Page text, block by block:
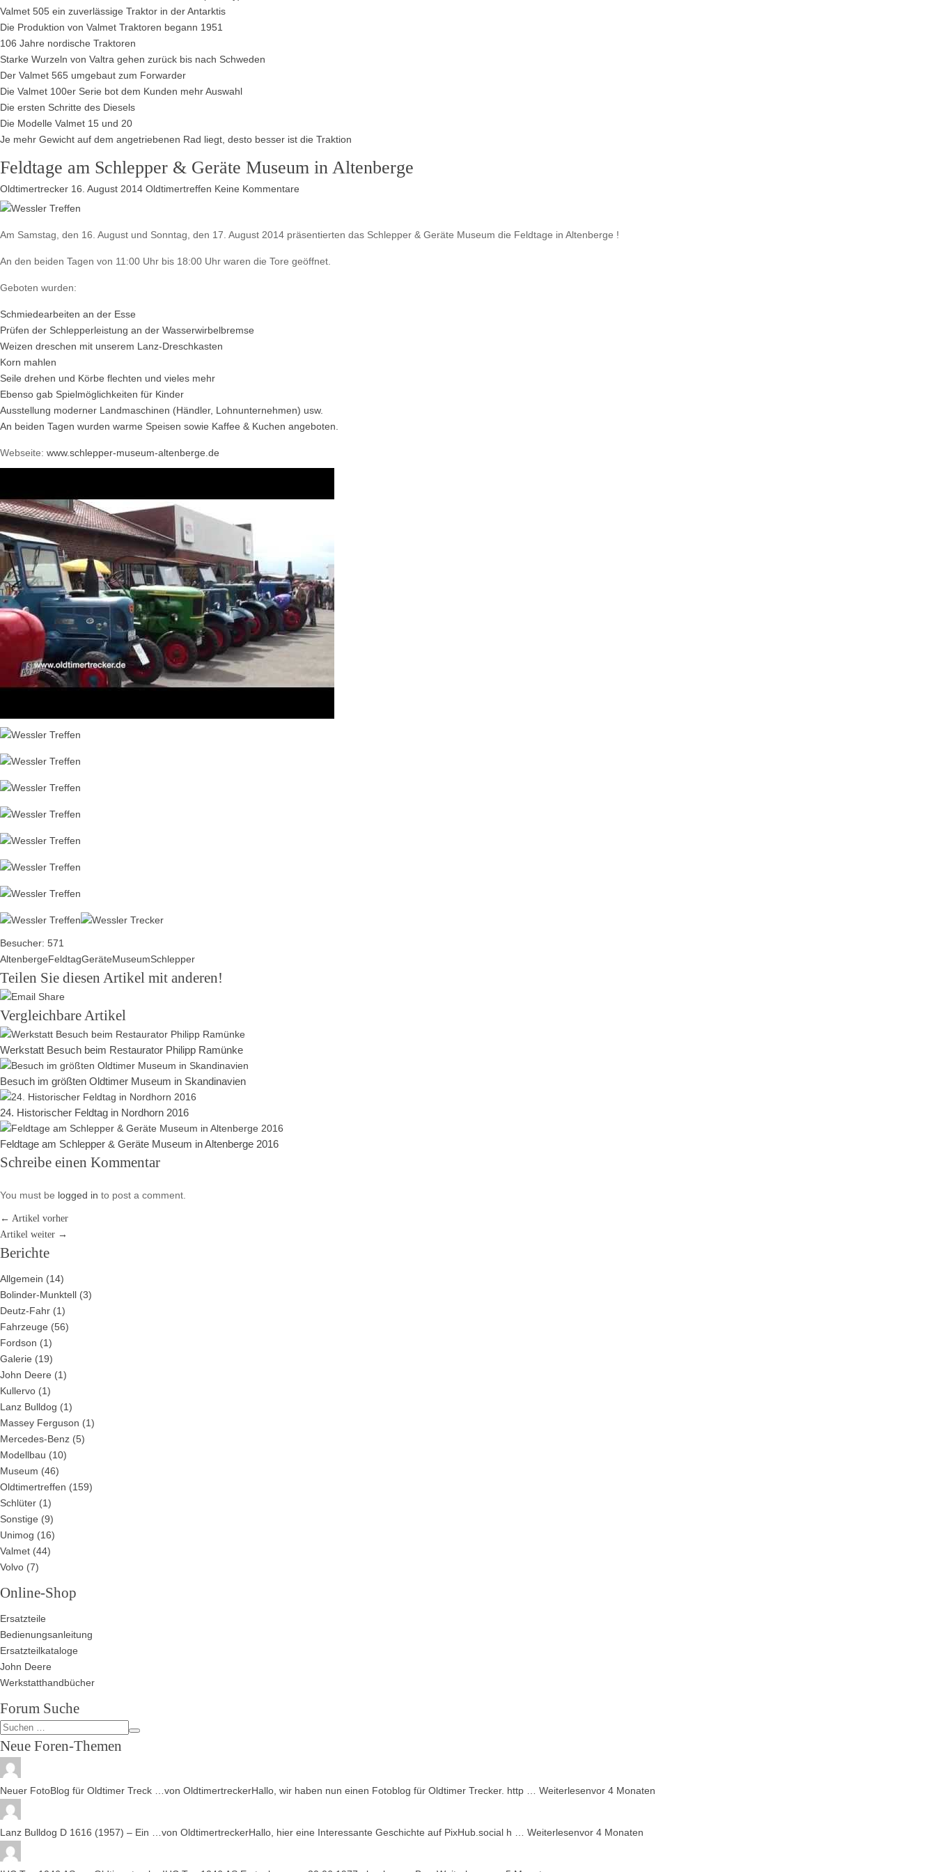
Valmet 505 ein zuverlässige Traktor in der Antarktis
Die Produktion von Valmet Traktoren begann 1951
106 Jahre nordische Traktoren
Starke Wurzeln von Valtra gehen zurück bis nach Schweden
Der Valmet 565 umgebaut zum Forwarder
Die Valmet 100er Serie bot dem Kunden mehr Auswahl
Die ersten Schritte des Diesels
Die Modelle Valmet 15 und 20
Je mehr Gewicht auf dem angetriebenen Rad liegt, desto besser ist die Traktion
Feldtage am Schlepper & Geräte Museum in Altenberge
Oldtimertrecker 16. August 2014 Oldtimertreffen Keine Kommentare
Schlepper
Geräte
Am Samstag, den 16. August und Sonntag, den 17. August 2014 präsentierten das Schlepper & Geräte Museum die Feldtage in Altenberge !
An den beiden Tagen von 11:00 Uhr bis 18:00 Uhr waren die Tore geöffnet.
Geboten wurden:
Schmiedearbeiten an der Esse
Prüfen der Schlepperleistung an der Wasserwirbelbremse
Weizen dreschen mit unserem Lanz-Dreschkasten
Korn mahlen
Seile drehen und Körbe flechten und vieles mehr
Ebenso gab Spielmöglichkeiten für Kinder
Ausstellung moderner Landmaschinen (Händler, Lohnunternehmen) usw.
An beiden Tagen wurden warme Speisen sowie Kaffee & Kuchen angeboten.
Webseite: www.schlepper-museum-altenberge.de
Besucher: 571
AltenbergeFeldtagGeräteMuseumSchlepper
Teilen Sie diesen Artikel mit anderen!
Vergleichbare Artikel
Werkstatt Besuch beim Restaurator Philipp Ramünke
Besuch im größten Oldtimer Museum in Skandinavien
24. Historischer Feldtag in Nordhorn 2016
Feldtage am Schlepper & Geräte Museum in Altenberge 2016
Schreibe einen Kommentar
You must be logged in to post a comment.
← Artikel vorher
Artikel weiter →
Berichte
Allgemein (14)
Bolinder-Munktell (3)
Deutz-Fahr (1)
Fahrzeuge (56)
Fordson (1)
Galerie (19)
John Deere (1)
Kullervo (1)
Lanz Bulldog (1)
Massey Ferguson (1)
Mercedes-Benz (5)
Modellbau (10)
Museum (46)
Oldtimertreffen (159)
Schlüter (1)
Sonstige (9)
Unimog (16)
Valmet (44)
Volvo (7)
Online-Shop
Ersatzteile
Bedienungsanleitung
Ersatzteilkataloge
John Deere
Werkstatthandbücher
Forum Suche
Neue Foren-Themen
Neuer FotoBlog für Oldtimer Treck … von OldtimertreckerHallo, wir haben nun einen Fotoblog für Oldtimer Trecker. http … Weiterlesenvor 4 Monaten
Lanz Bulldog D 1616 (1957) – Ein … von OldtimertreckerHallo, hier eine Interessante Geschichte auf PixHub.social h … Weiterlesenvor 4 Monaten